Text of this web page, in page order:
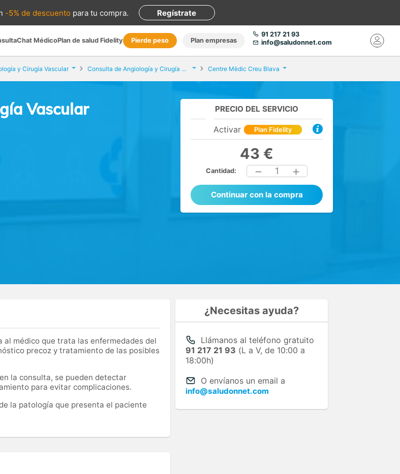
-5% de descuento para tu compra. Regístrate
Chat MédicoPlan de salud Fidelity Pierde peso Plan empresas
91 217 21 93
info@saludonnet.com
y Cirugía Vascular Consulta de Angiología y Cirugía Vascular Centre Mèdic Creu Blava
Vascular PRECIO DEL SERVICIO
Activar Plan Fidelity
43 €
Cantidad: 1
Continuar con la compra
médico que trata las enfermedades del
precoz y tratamiento de las posibles
la consulta, se pueden detectar
para evitar complicaciones.
la patología que presenta el paciente
¿Necesitas ayuda?
Llámanos al teléfono gratuito
91 217 21 93 (L a V, de 10:00 a
18:00h)
O envíanos un email a
info@saludonnet.com